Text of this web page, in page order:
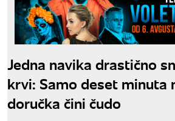
Jedna navika drastično
krvi: Samo deset minuta
doručka čini čudo